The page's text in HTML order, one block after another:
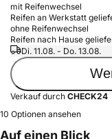
mit Reifenwechsel
Reifen an Werkstatt
ohne Reifenwechsel
Reifen nach Hause
Di. 11.08. - Do. 13.08.
Verkauf durch CHECK24
10 Optionen ansehen
Auf einen Blick